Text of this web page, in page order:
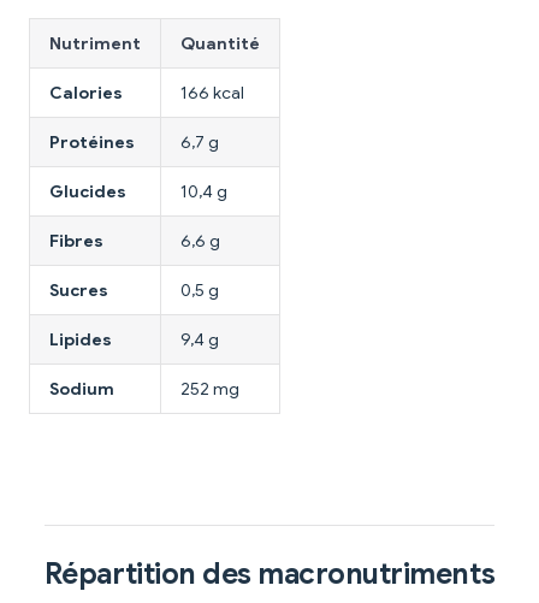
Nutriment Quantité
Calories 166 kcal
Protéines 6,7 g
Glucides 10,4 g
Fibres 6,6 g
Sucres 0,5 g
Lipides 9,4 g
Sodium 252 mg
Répartition des macronutriments